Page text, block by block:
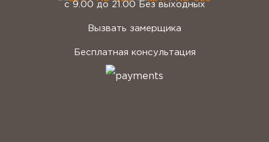
с 9.00 до 21.00 Без выходных
Вызвать замерщика
Бесплатная консультация